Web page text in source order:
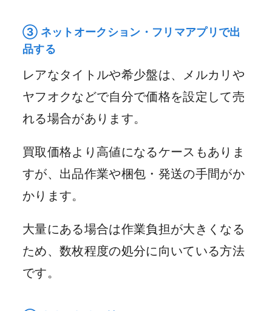
③ ネットオークション・フリマアプリで出
品する
レアなタイトルや希少盤は、メルカリや
ヤフオクなどで自分で価格を設定して売
れる場合があります。
買取価格より高値になるケースもありま
すが、出品作業や梱包・発送の手間がか
かります。
大量にある場合は作業負担が大きくなる
ため、数枚程度の処分に向いている方法
です。